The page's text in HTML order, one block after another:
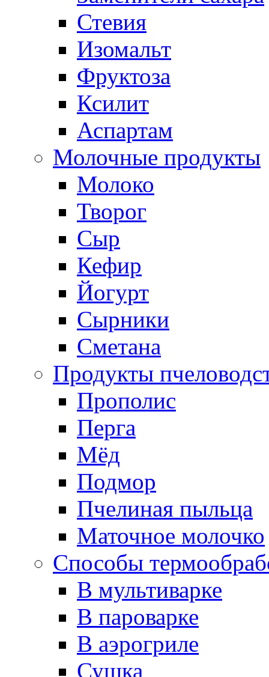
Стевия
Изомальт
Фруктоза
Ксилит
Аспартам
Молочные продукты
Молоко
Творог
Сыр
Кефир
Йогурт
Сырники
Сметана
Продукты
Прополис
Перга
Мёд
Подмор
Пчелиная пыльца
Маточное молочко
Способы
В мультиварке
В пароварке
В аэрогриле
Сушка